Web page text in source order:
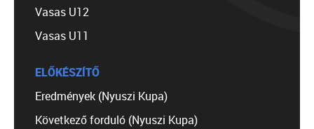
Vasas U12
Vasas U11
ELŐKÉSZÍTŐ
Eredmények (Nyuszi Kupa)
Következő forduló (Nyuszi Kupa)